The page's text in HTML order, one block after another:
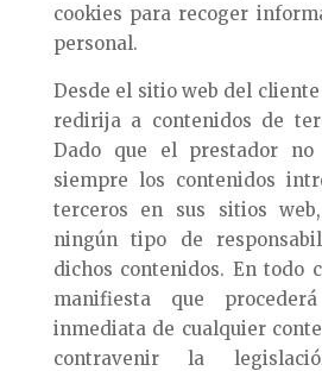
cookies para recoger
personal.
Desde el sitio web del cliente
redirija a contenidos de
Dado que el prestador no
siempre los contenidos
terceros en sus sitios
ningún tipo de
dichos contenidos. En todo
manifiesta que
inmediata de cualquier
contravenir la